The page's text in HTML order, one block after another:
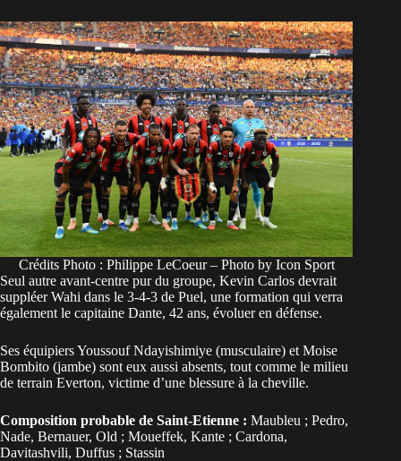
Crédits Photo : Philippe LeCoeur – Photo by Icon Sport
Seul autre avant-centre pur du groupe, Kevin Carlos devrait
suppléer Wahi dans le 3-4-3 de Puel, une formation qui verra
également le capitaine Dante, 42 ans, évoluer en défense.
Ses équipiers Youssouf Ndayishimiye (musculaire) et Moise
Bombito (jambe) sont eux aussi absents, tout comme le milieu
de terrain Everton, victime d’une blessure à la cheville.
Composition probable de Saint-Etienne : Maubleu ; Pedro,
Nade, Bernauer, Old ; Moueffek, Kante ; Cardona,
Davitashvili, Duffus ; Stassin